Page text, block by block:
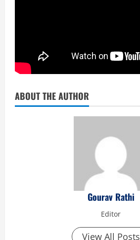
ABOUT THE AUTHOR
Gourav Rathi
Editor
View All Posts